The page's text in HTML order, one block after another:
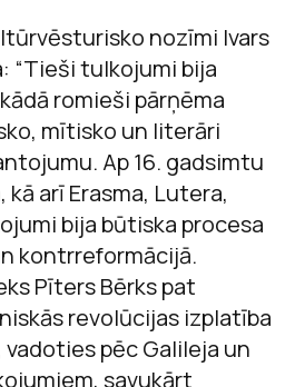
nozīmi Ivars
“Tieši tulkojumi bija
romieši pārņēma
mītisko un literāri
Ap 16. gadsimtu
arī Erasma, Lutera,
bija būtiska procesa
kontrreformācijā.
Pīters Bērks pat
revolūcijas izplatība
pēc Galileja un
savukārt